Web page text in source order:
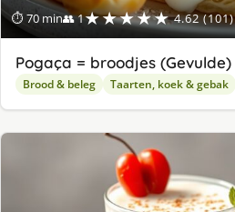
⏱ 70 min👥 1★★★★★ 4.62 (101)
Pogaça = broodjes (Gevulde)
Brood & beleg Taarten, koek & gebak